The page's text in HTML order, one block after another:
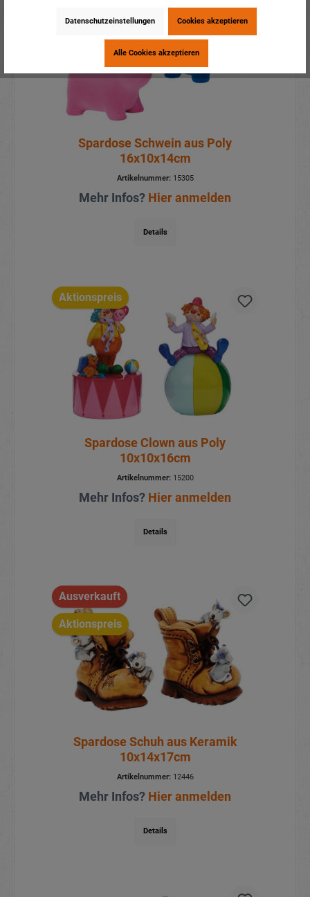
Spardose Schwein aus Poly
16x10x14cm
Artikelnummer:15305
Mehr Infos? Hier anmelden
Details
Aktionspreis
Spardose Clown aus Poly
10x10x16cm
Artikelnummer:15200
Mehr Infos? Hier anmelden
Details
Ausverkauft
Aktionspreis
Spardose Schuh aus Keramik
10x14x17cm
Artikelnummer:12446
Mehr Infos? Hier anmelden
Details
Datenschutzeinstellungen Cookies akzeptieren
Alle Cookies akzeptieren